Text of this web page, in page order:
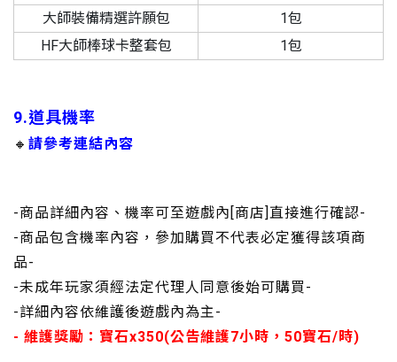
大師裝備精選許願包
1包
HF大師棒球卡整套包
1包
9.道具機率
🔸 請參考連結內容
-商品詳細內容、機率可至遊戲內[商店]直接進行確認-
-商品包含機率內容，參加購買不代表必定獲得該項商
品-
-未成年玩家須經法定代理人同意後始可購買-
-詳細內容依維護後遊戲內為主-
- 維護獎勵：寶石x350(公告維護7小時，50寶石/時)